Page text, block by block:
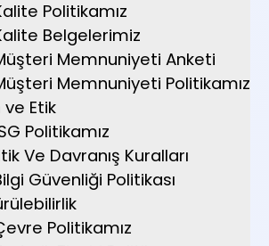
Politikamız
Belgelerimiz
Memnuniyeti Anketi
Memnuniyeti Politikamız
ve Etik
Politikamız
Ve Davranış Kuralları
Güvenliği Politikası
Politikamız